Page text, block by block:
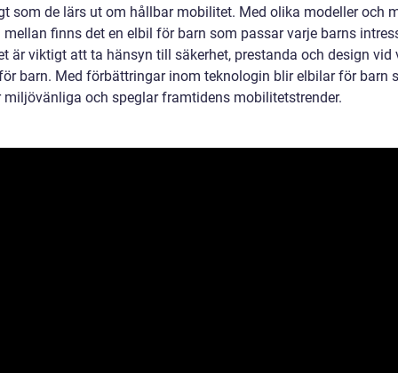
som de lärs ut om hållbar mobilitet. Med olika modeller och
finns det en elbil för barn som passar varje barns
är viktigt att ta hänsyn till säkerhet, prestanda och design vid
barn. Med förbättringar inom teknologin blir elbilar för barn
miljövänliga och speglar framtidens mobilitetstrender.